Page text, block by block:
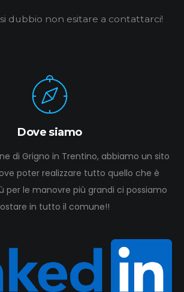
dubbio non esitare a contattarci!
Dove siamo
di Grigno in Trentino, abbiamo un sito
poter realizzare tutto quello che è
per le manovre più grandi ci possiamo
in tutto il comune!!